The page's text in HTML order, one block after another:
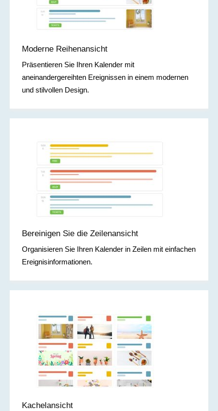
Moderne Reihenansicht
Präsentieren Sie Ihren Kalender mit
aneinandergereihten Ereignissen in einem modernen
und stilvollen Design.
Bereinigen Sie die Zeilenansicht
Organisieren Sie Ihren Kalender in Zeilen mit einfachen
Ereignisinformationen.
Kachelansicht